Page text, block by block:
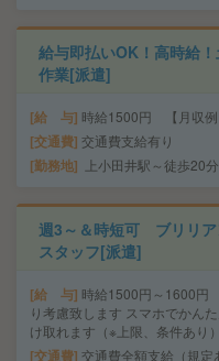
給与即払いOK！高時給
作業[派遣]
給 与 時給1500円 【月収例
交通費 交通費支給有り
勤務地 上小田井駅～徒歩20
週3～＆時短可 ブリリ
スタッフ[派遣]
給 与 時給1500円～1600円
り考慮致します スマホでかん
け取れます（※上限、条件あり）
交通費 交通費全額支給（規定